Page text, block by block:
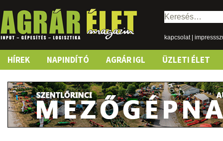
Keresés:
kapcsolat|
Skip
content
HÍREK NAPINDÍTÓ AGRÁR IGL ÜZLETI ÉLET